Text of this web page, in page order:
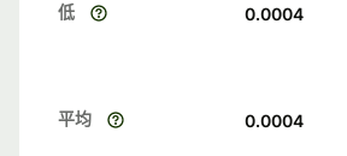
低 0.0004
平均 0.0004